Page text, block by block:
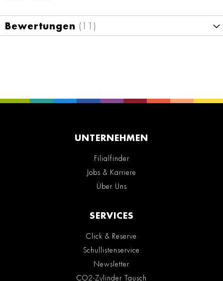
Bewertungen
UNTERNEHMEN
Filialfinder
Jobs & Karriere
Über Uns
SERVICES
Click & Reserve
Schullistenservice
Newsletter
CO2-Zylinder Tausch